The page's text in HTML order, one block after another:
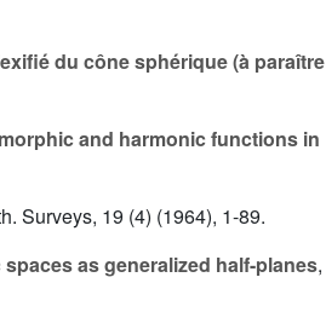
du cône sphérique (à paraître
and harmonic functions in
Surveys, 19 (4) (1964), 1-89.
as generalized half-planes,